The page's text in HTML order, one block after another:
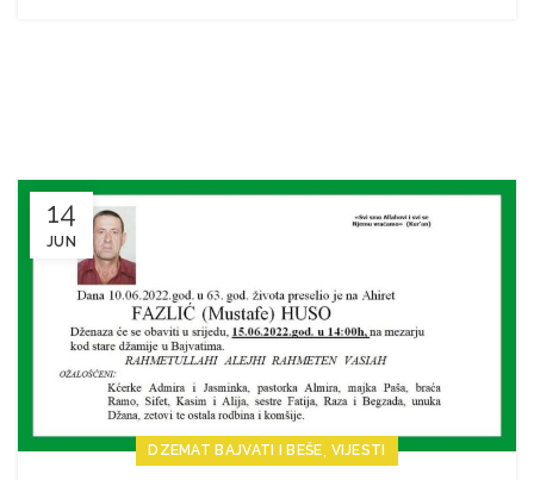
14
JUN
DZEMAT BAJVATI I BEŠE, VIJESTI